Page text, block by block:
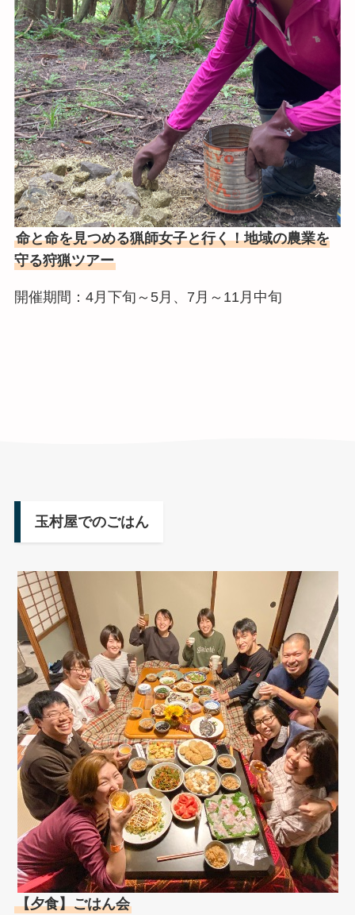
命と命を見つめる猟師女子と行く！地域の農業を
守る狩猟ツアー
開催期間：4月下旬～5月、7月～11月中旬
玉村屋でのごはん
【夕食】ごはん会